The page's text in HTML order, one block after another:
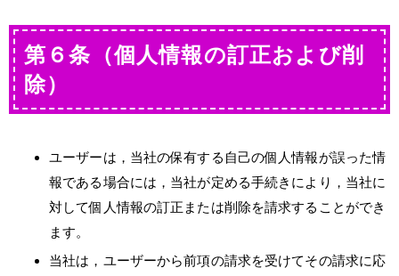
第６条（個人情報の訂正および削
除）
ユーザーは，当社の保有する自己の個人情報が誤った情
報である場合には，当社が定める手続きにより，当社に
対して個人情報の訂正または削除を請求することができ
ます。
当社は，ユーザーから前項の請求を受けてその請求に応